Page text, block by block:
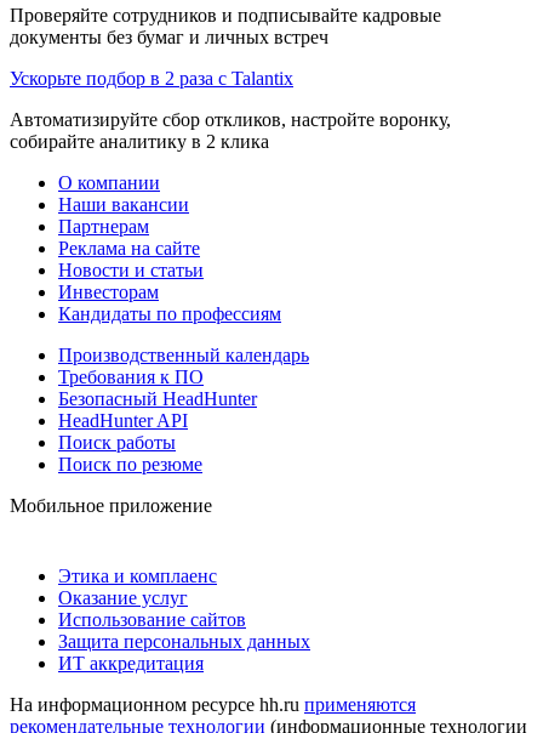
Проверяйте сотрудников и подписывайте кадровые
документы без бумаг и личных встреч
Ускорьте подбор в 2 раза с Talantix
Автоматизируйте сбор откликов, настройте воронку,
собирайте аналитику в 2 клика
О компании
Наши вакансии
Партнерам
Реклама на сайте
Новости и статьи
Инвесторам
Кандидаты по профессиям
Производственный календарь
Требования к ПО
Безопасный HeadHunter
HeadHunter API
Поиск работы
Поиск по резюме
Мобильное приложение
Этика и комплаенс
Оказание услуг
Использование сайтов
Защита персональных данных
ИТ аккредитация
На информационном ресурсе hh.ru применяются
рекомендательные технологии (информационные технологии